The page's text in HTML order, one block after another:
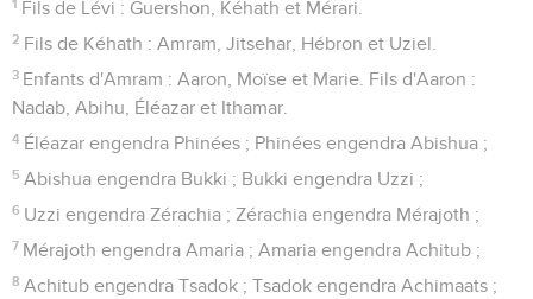
1 Fils de Lévi : Guershon, Kéhath et Mérari.
2 Fils de Kéhath : Amram, Jitsehar, Hébron et Uziel.
3 Enfants d'Amram : Aaron, Moïse et Marie. Fils d'Aaron :
Nadab, Abihu, Éléazar et Ithamar.
4 Éléazar engendra Phinées ; Phinées engendra Abishua ;
5 Abishua engendra Bukki ; Bukki engendra Uzzi ;
6 Uzzi engendra Zérachia ; Zérachia engendra Mérajoth ;
7 Mérajoth engendra Amaria ; Amaria engendra Achitub ;
8 Achitub engendra Tsadok ; Tsadok engendra Achimaats ;